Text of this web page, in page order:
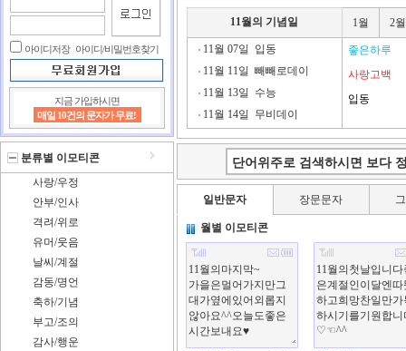
희망단가신청! 타사이트보다 저렴하게..
빠르고 정확한 문자대표!!
전송실패건 100% 환불보상!!
아이디저장 아이디/비밀번호찾기
지금 가입하시면
매일 10건의 문자가 무료!
분류별 이모티콘
사랑/우정
안부/인사
격려/위로
유머/웃음
날씨/계절
감동/명언
축하/기념
부고/조의
감사/행운
11월의 기념일 1월 2월
11월 07일 입동
11월 11일 빼빼로데이
11월 13일 수능
11월 14일 무비데이
좋은하루
사랑고백
입동
일반문자 장문문자
월별 이모티콘